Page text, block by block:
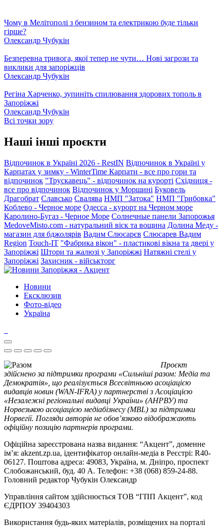
Чому в Мелітополі з бензином та електрикою буде тільки
гірше?
Олександр Чубукін
Безперевна тривога, якої тепер не чути… Нові загрози та
виклики для запоріжців
Олександр Чубукін
Регіна Харченко, зупиніть спилювання здорових тополь в
Запоріжжі
Олександр Чубукін
Всі точки зору
Наші інші проєкти
Відпочинок в Україні 2026 - RestIN Відпочинок в Україні у
Карпатах у зимку - WinterTime Карпати - все про гори та
відпочинок "Трускавець" - відпочинок на курорті Східниця -
все про відпочинок Відпочинок у Моршині Буковель
Драгобрат Славсько Свалява НМП "Затока" НМП "Грибовка"
Коблево - Черное море Одесса - курорт на Черном море
Каролино-Бугаз - Черное Море Солнечные панели Запорожья
MedoveMisto.com - натуральний віск та вощина Долина Меду -
магазин для бджолярів Вадим Слюсарєв Слюсарев Вадим
Region Touch-IT "Фабрика вікон" - пластикові вікна та двері у
Запоріжжі Штори та жалюзі у Запоріжжі Натяжні стелі у
Запоріжжі Захисник - військторг
Новини
Ексклюзив
Фото-відео
Україна
Проєкт
здійснено за підтримки програми «Сильніші разом: Медіа та
Демократія», що реалізується Всесвітньою асоціацією
видавців новин (WAN-IFRA) у партнерстві з Асоціацією
«Незалежні регіональні видавці України» (АНРВУ) та
Норвезькою асоціацією медіабізнесу (MBL) за підтримки
Норвегії. Погляди авторів не обов’язково відображають
офіційну позицію партнерів програми.
Офіційна зареєстрована назва видання: “Акцент”, доменне
ім’я: akzent.zp.ua, ідентифікатор онлайн-медіа в Реєстрі: R40-
06127. Поштова адреса: 49083, Україна, м. Дніпро, проспект
Слобожанський, буд. 40 А. Телефон: +38 (068) 859-24-88.
Головний редактор Чубукін Олександр
Управління сайтом здійснюється ТОВ “ГПП Акцент”, код
ЄДРПОУ 39404303
Використання будь-яких матеріалів, розміщених на порталі